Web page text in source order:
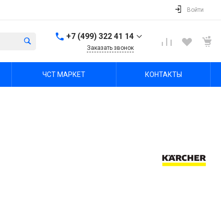
Войти
+7 (499) 322 41 14
г. Тула, Октябрьская ул,
Заказать звонок
ЧСТ МАРКЕТ КОНТАКТЫ